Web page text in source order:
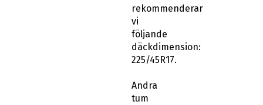
rekommenderar
vi
följande
däckdimension:
225/45R17.
Andra
tum